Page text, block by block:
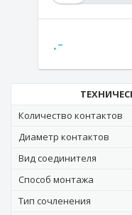
.-
Количество контактов
Диаметр контактов
Вид соединителя
Способ монтажа
Тип сочленения